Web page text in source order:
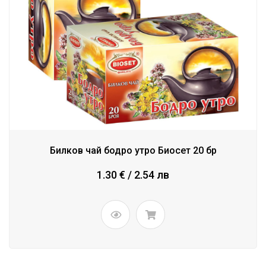
Билков чай бодро утро Биосет 20 бр
1.30 € / 2.54 лв